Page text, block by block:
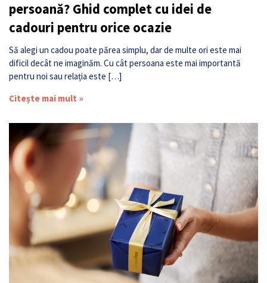
persoană? Ghid complet cu idei de
cadouri pentru orice ocazie
Să alegi un cadou poate părea simplu, dar de multe ori este mai
dificil decât ne imaginăm. Cu cât persoana este mai importantă
pentru noi sau relația este […]
Citește mai mult »